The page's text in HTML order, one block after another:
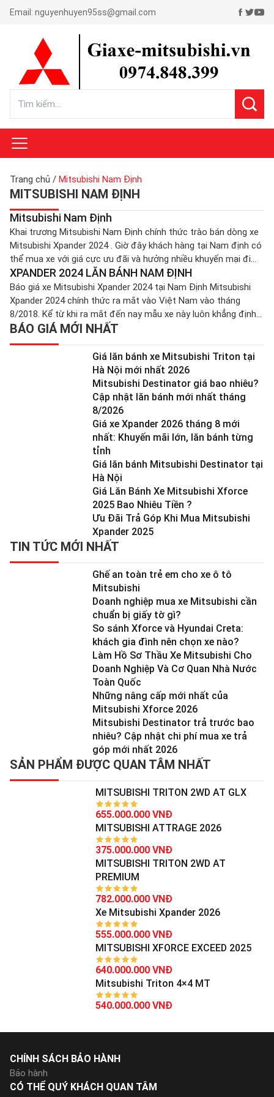
Email: nguyenhuyen95ss@gmail.com
Trang chủ / Mitsubishi Nam Định
MITSUBISHI NAM ĐỊNH
Mitsubishi Nam Định
Khai trương Mitsubishi Nam Định chính thức trào bán dòng xe
Mitsubishi Xpander 2024 . Giờ đây khách hàng tại Nam định có
thể mua xe với giá cực ưu đãi và hưởng nhiều khuyến mại đi
kèm của hãng. Khách hàng mua xe tại Nam Định liên hệ
holtine: 0971.957.388 Ngày 12/09, Mitsubishi Motor […]
XPANDER 2024 LĂN BÁNH NAM ĐỊNH
Báo giá xe Mitsubishi Xpander 2024 tại Nam Định Mitsubishi
Xpander 2024 chính thức ra mắt vào Việt Nam vào tháng
8/2018. Kể từ khi ra mắt đến nay mẫu xe này luôn khẳng định
được vị thế trên thị trường khi liên tục đứng top mẫu xe bán
chạy hàng tháng. Là mẫu xe […]
BÁO GIÁ MỚI NHẤT
Giá lăn bánh xe Mitsubishi Triton tại
Hà Nội mới nhất 2026
Mitsubishi Destinator giá bao nhiêu?
Cập nhật lăn bánh mới nhất tháng
8/2026
Giá xe Xpander 2026 tháng 8 mới
nhất: Khuyến mãi lớn, lăn bánh từng
tỉnh
Giá lăn bánh Mitsubishi Destinator tại
Hà Nội
Giá Lăn Bánh Xe Mitsubishi Xforce
2025 Bao Nhiêu Tiền ?
Ưu Đãi Trả Góp Khi Mua Mitsubishi
Xpander 2025
TIN TỨC MỚI NHẤT
Ghế an toàn trẻ em cho xe ô tô
Mitsubishi
Doanh nghiệp mua xe Mitsubishi cần
chuẩn bị giấy tờ gì?
So sánh Xforce và Hyundai Creta:
khách gia đình nên chọn xe nào?
Làm Hồ Sơ Thầu Xe Mitsubishi Cho
Doanh Nghiệp Và Cơ Quan Nhà Nước
Toàn Quốc
Những nâng cấp mới nhất của
Mitsubishi Xforce 2026
Mitsubishi Destinator trả trước bao
nhiêu? Cập nhật chi phí mua xe trả
góp mới nhất 2026
SẢN PHẨM ĐƯỢC QUAN TÂM NHẤT
MITSUBISHI TRITON 2WD AT GLX
655.000.000 VNĐ
MITSUBISHI ATTRAGE 2026
375.000.000 VNĐ
MITSUBISHI TRITON 2WD AT
PREMIUM
782.000.000 VNĐ
Xe Mitsubishi Xpander 2026
555.000.000 VNĐ
MITSUBISHI XFORCE EXCEED 2025
640.000.000 VNĐ
Mitsubishi Triton 4×4 MT
540.000.000 VNĐ
CHÍNH SÁCH BẢO HÀNH
Bảo hành
CÓ THỂ QUÝ KHÁCH QUAN TÂM